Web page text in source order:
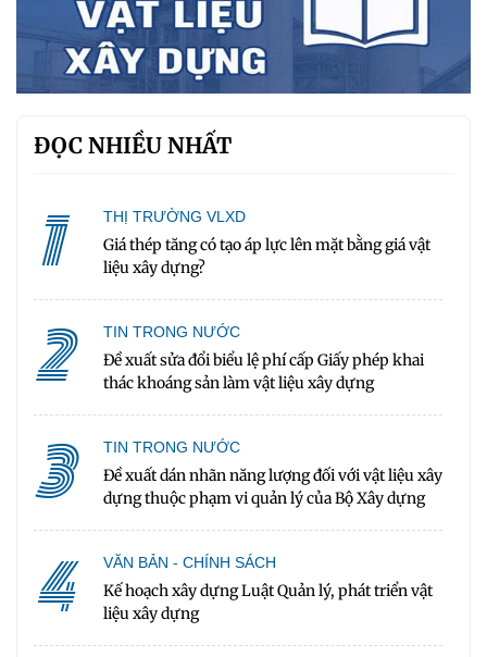
ĐỌC NHIỀU NHẤT
1 THỊ TRƯỜNG VLXD
Giá thép tăng có tạo áp lực lên mặt bằng giá vật
liệu xây dựng?
2 TIN TRONG NƯỚC
Đề xuất sửa đổi biểu lệ phí cấp Giấy phép khai
thác khoáng sản làm vật liệu xây dựng
3 TIN TRONG NƯỚC
Đề xuất dán nhãn năng lượng đối với vật liệu xây
dựng thuộc phạm vi quản lý của Bộ Xây dựng
4 VĂN BẢN - CHÍNH SÁCH
Kế hoạch xây dựng Luật Quản lý, phát triển vật
liệu xây dựng